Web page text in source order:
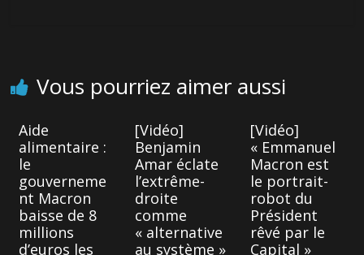
Vous pourriez aimer aussi
Aide
alimentaire :
le
gouverneme
nt Macron
baisse de 8
millions
d’euros les
[Vidéo]
Benjamin
Amar éclate
l’extrême-
droite
comme
« alternative
au système »
[Vidéo]
« Emmanuel
Macron est
le portrait-
robot du
Président
rêvé par le
Capital »